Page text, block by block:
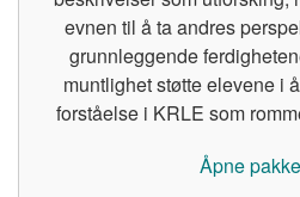
evnen til å ta andres
grunnleggende
muntlighet støtte elevene i
forståelse i KRLE som
Åpne